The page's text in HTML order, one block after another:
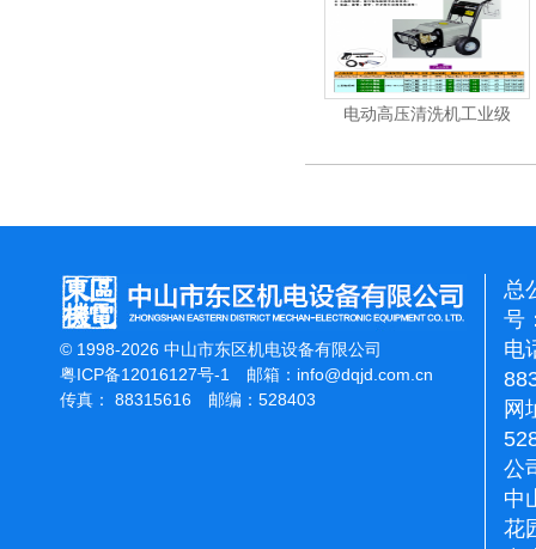
电动高压清洗机工业级
© 1998-2026 中山市东区机电设备有限公司
粤ICP备12016127号-1
邮箱： info@dqjd.com.cn
传真： 88315616 邮编：528403
总
号
电
网
公
中
花